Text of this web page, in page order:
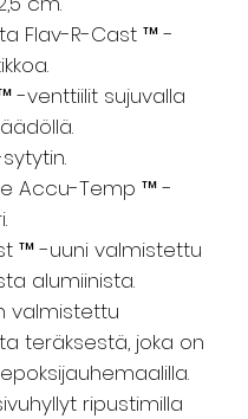
Flav-R-Cast ™ -
-venttiilit sujuvalla
Accu-Temp ™ -
™ -uuni valmistettu
alumiinista.
valmistettu
teräksestä, joka on
ripustimilla